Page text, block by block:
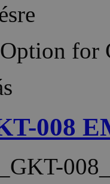
for
008